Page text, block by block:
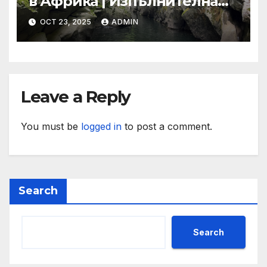
агенция за насърчаване на
малките и средните
предприятия
OCT 23, 2025 ADMIN
Leave a Reply
You must be logged in to post a comment.
Search
Search